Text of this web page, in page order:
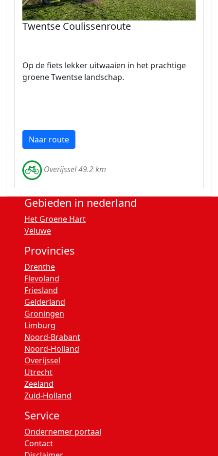
Twentse Coulissenroute
Op de fiets lekker uitwaaien in het prachtige
groene Twentse landschap.
Naar route
Overijssel 49.2 km
Gebieden in nederland
Het Groene Hart
Veluwe
Provincies
Drenthe
Flevoland
Friesland
Gelderland
Groningen
Limburg
Noord-Brabant
Noord-Holland
Overijssel
Utrecht
Zeeland
Zuid-Holland
Service
Ondernemer portaal
Contact